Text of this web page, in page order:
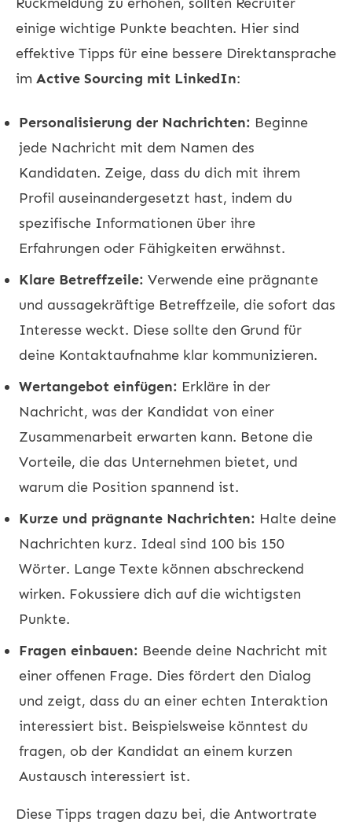
einige wichtige Punkte beachten. Hier sind
effektive Tipps für eine bessere Direktansprache
im Active Sourcing mit LinkedIn:
Personalisierung der Nachrichten: Beginne
jede Nachricht mit dem Namen des
Kandidaten. Zeige, dass du dich mit ihrem
Profil auseinandergesetzt hast, indem du
spezifische Informationen über ihre
Erfahrungen oder Fähigkeiten erwähnst.
Klare Betreffzeile: Verwende eine prägnante
und aussagekräftige Betreffzeile, die sofort das
Interesse weckt. Diese sollte den Grund für
deine Kontaktaufnahme klar kommunizieren.
Wertangebot einfügen: Erkläre in der
Nachricht, was der Kandidat von einer
Zusammenarbeit erwarten kann. Betone die
Vorteile, die das Unternehmen bietet, und
warum die Position spannend ist.
Kurze und prägnante Nachrichten: Halte deine
Nachrichten kurz. Ideal sind 100 bis 150
Wörter. Lange Texte können abschreckend
wirken. Fokussiere dich auf die wichtigsten
Punkte.
Fragen einbauen: Beende deine Nachricht mit
einer offenen Frage. Dies fördert den Dialog
und zeigt, dass du an einer echten Interaktion
interessiert bist. Beispielsweise könntest du
fragen, ob der Kandidat an einem kurzen
Austausch interessiert ist.
Diese Tipps tragen dazu bei, die Antwortrate